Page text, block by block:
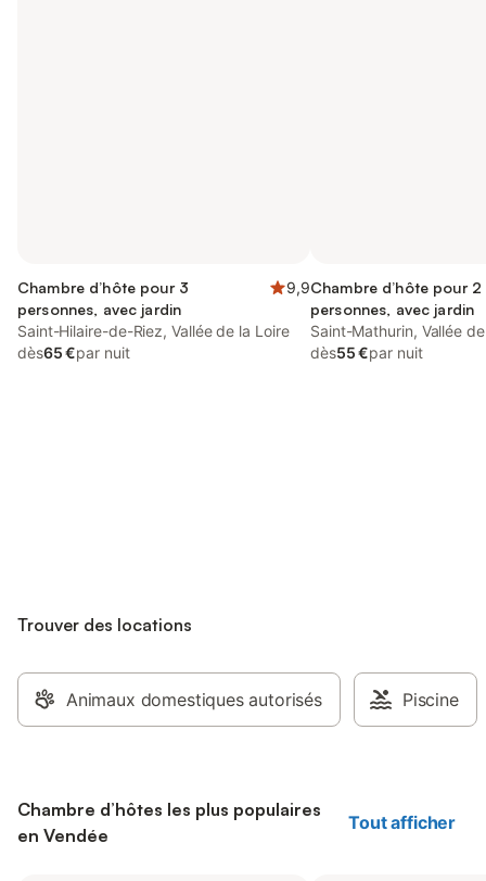
Chambre d’hôte pour 3
personnes, avec jardin
9,9
Saint-Hilaire-de-Riez, Vallée de la Loire
dès65 €par nuit
Chambre d’hôte pour 2
personnes, avec jardin
Saint-Mathurin, Vallée
dès55 €par nuit
Trouver des locations
Animaux domestiques autorisés Piscine
Chambre d’hôtes les plus populaires
en Vendée
Tout afficher